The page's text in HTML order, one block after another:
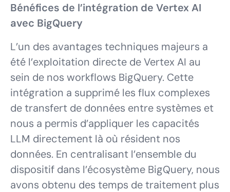
Bénéfices de l’intégration de Vertex AI
avec BigQuery
L’un des avantages techniques majeurs a
été l’exploitation directe de Vertex AI au
sein de nos workflows BigQuery. Cette
intégration a supprimé les flux complexes
de transfert de données entre systèmes et
nous a permis d’appliquer les capacités
LLM directement là où résident nos
données. En centralisant l’ensemble du
dispositif dans l’écosystème BigQuery, nous
avons obtenu des temps de traitement plus